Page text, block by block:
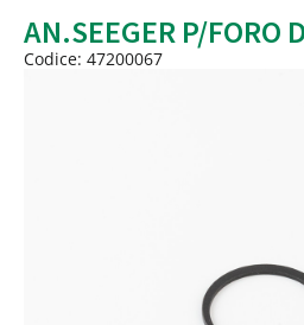
Peso
Quantità
AN.SEEGER P/FORO
Codice: 47200067